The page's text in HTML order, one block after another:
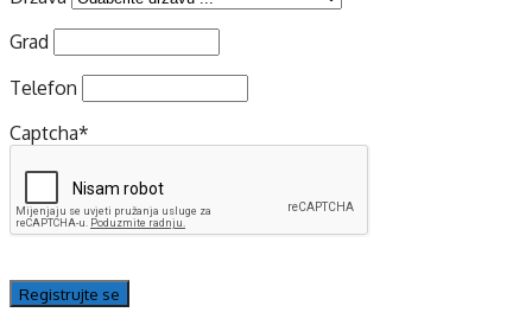
Grad
Telefon
Captcha*